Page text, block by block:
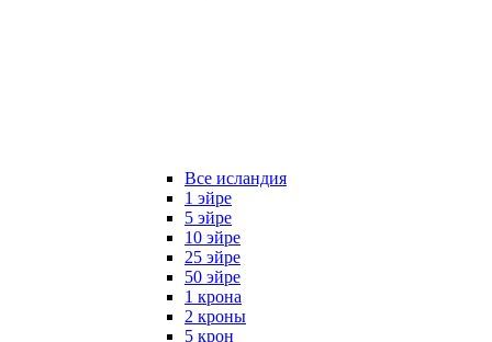
Все исландия
1 эйре
5 эйре
10 эйре
25 эйре
50 эйре
1 крона
2 кроны
5 крон